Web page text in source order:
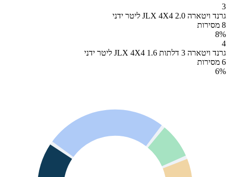
3
גרנד ויטארה JLX 4X4 2.0 ליטר ידני
8 מסירות
8%
4
גרנד ויטארה 3 דלתות JLX 4X4 1.6 ליטר ידני
6 מסירות
6%